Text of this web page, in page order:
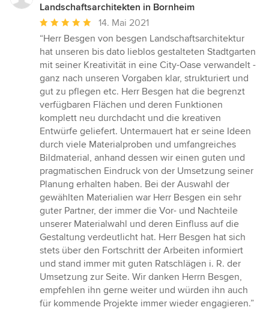
Landschaftsarchitekten in Bornheim
Durchschnittliche
Bewertung:
5
von
5
Sternen
14. Mai 2021
“Herr Besgen von besgen Landschaftsarchitektur
hat unseren bis dato lieblos gestalteten Stadtgarten
mit seiner Kreativität in eine City-Oase verwandelt -
ganz nach unseren Vorgaben klar, strukturiert und
gut zu pflegen etc. Herr Besgen hat die begrenzt
verfügbaren Flächen und deren Funktionen
komplett neu durchdacht und die kreativen
Entwürfe geliefert. Untermauert hat er seine Ideen
durch viele Materialproben und umfangreiches
Bildmaterial, anhand dessen wir einen guten und
pragmatischen Eindruck von der Umsetzung seiner
Planung erhalten haben. Bei der Auswahl der
gewählten Materialien war Herr Besgen ein sehr
guter Partner, der immer die Vor- und Nachteile
unserer Materialwahl und deren Einfluss auf die
Gestaltung verdeutlicht hat. Herr Besgen hat sich
stets über den Fortschritt der Arbeiten informiert
und stand immer mit guten Ratschlägen i. R. der
Umsetzung zur Seite. Wir danken Herrn Besgen,
empfehlen ihn gerne weiter und würden ihn auch
für kommende Projekte immer wieder engagieren.”